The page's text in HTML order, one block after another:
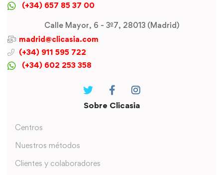
(+34) 657 85 37 00
Calle Mayor, 6 - 3º7, 28013 (Madrid)
madrid@clicasia.com
(+34) 911 595 722
(+34) 602 253 358
Sobre Clicasia
Centros
Nuestros métodos
Clientes y colaboradores